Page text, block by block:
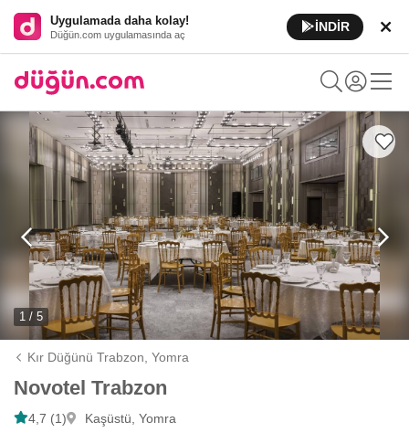
Uygulamada daha kolay!
Düğün.com uygulamasında aç
İNDİR
1 / 5
Kır Düğünü Trabzon,Yomra
Novotel Trabzon
4,7 (1) Kaşüstü, Yomra